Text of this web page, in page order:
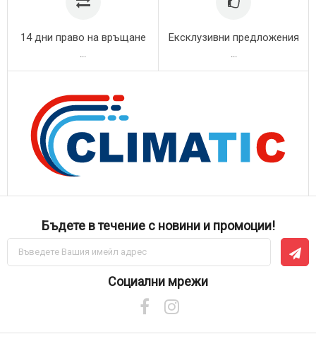
14 дни право на връщане Ексклузивни предложения
Бъдете в течение с новини и промоции!
Абонирай
за
Социални мрежи